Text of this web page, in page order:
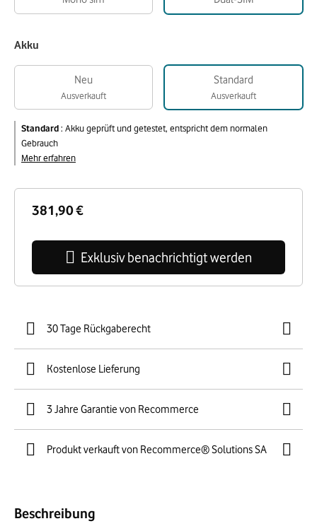
381,90 €
Exklusiv benachrichtigt werden
Akku
Neu
Ausverkauft
Standard
Ausverkauft
Standard: Akku geprüft und getestet, entspricht dem normalen
Gebrauch
Mehr erfahren
30 Tage Rückgaberecht
Kostenlose Lieferung
3 Jahre Garantie von Recommerce
Produkt verkauft von Recommerce® Solutions SA
Beschreibung